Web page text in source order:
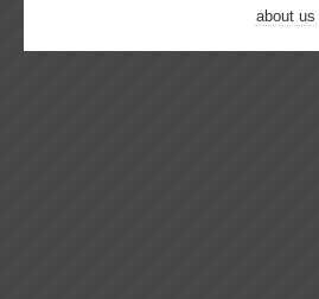
about us